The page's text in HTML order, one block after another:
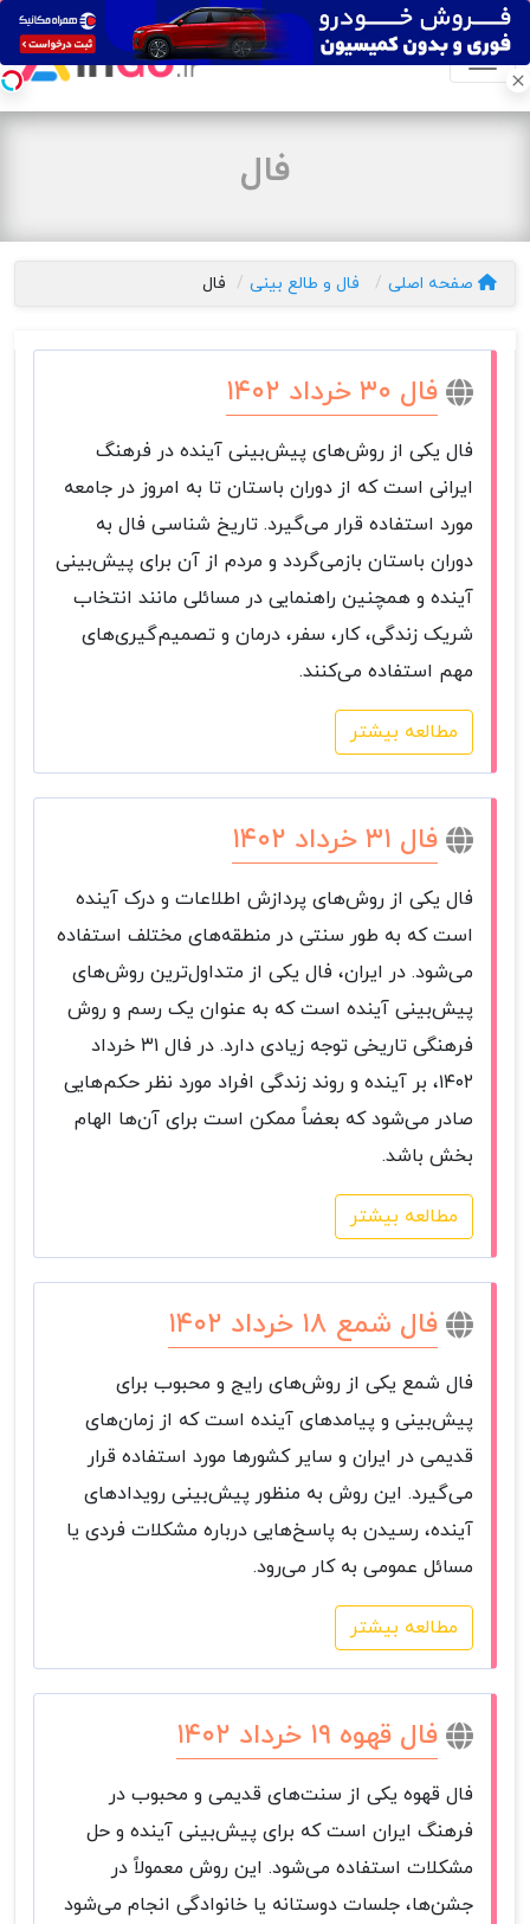
فال
صفحه اصلی فال و طالع بینی فال
فال ۳۰ خرداد ۱۴۰۲
فال یکی از روش‌های پیش‌بینی آینده در فرهنگ
ایرانی است که از دوران باستان تا به امروز در جامعه
مورد استفاده قرار می‌گیرد. تاریخ شناسی فال به
دوران باستان بازمی‌گردد و مردم از آن برای پیش‌بینی
آینده و همچنین راهنمایی در مسائلی مانند انتخاب
شریک زندگی، کار، سفر، درمان و تصمیم‌گیری‌های
مهم استفاده می‌کنند.
مطالعه بیشتر
فال ۳۱ خرداد ۱۴۰۲
فال یکی از روش‌های پردازش اطلاعات و درک آینده
است که به طور سنتی در منطقه‌های مختلف استفاده
می‌شود. در ایران، فال یکی از متداول‌ترین روش‌های
پیش‌بینی آینده است که به عنوان یک رسم و روش
فرهنگی تاریخی توجه زیادی دارد. در فال ۳۱ خرداد
۱۴۰۲، بر آینده و روند زندگی افراد مورد نظر حکم‌هایی
صادر می‌شود که بعضاً ممکن است برای آن‌ها الهام
بخش باشد.
مطالعه بیشتر
فال شمع ۱۸ خرداد ۱۴۰۲
فال شمع یکی از روش‌های رایج و محبوب برای
پیش‌بینی و پیامدهای آینده است که از زمان‌های
قدیمی در ایران و سایر کشورها مورد استفاده قرار
می‌گیرد. این روش به منظور پیش‌بینی رویدادهای
آینده، رسیدن به پاسخ‌هایی درباره مشکلات فردی یا
مسائل عمومی به کار می‌رود.
مطالعه بیشتر
فال قهوه ۱۹ خرداد ۱۴۰۲
فال قهوه یکی از سنت‌های قدیمی و محبوب در
فرهنگ ایران است که برای پیش‌بینی آینده و حل
مشکلات استفاده می‌شود. این روش معمولاً در
جشن‌ها، جلسات دوستانه یا خانوادگی انجام می‌شود